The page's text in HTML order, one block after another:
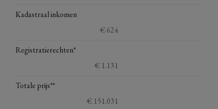
Kadastraal inkomen
€ 624
Registratierechten*
€ 1.131
Totale prijs**
€ 151.031